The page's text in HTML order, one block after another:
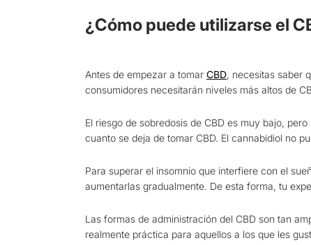
¿Cómo puede utilizarse el
Antes de empezar a tomar CBD, necesitas saber
consumidores necesitarán niveles más altos de
El riesgo de sobredosis de CBD es muy bajo,
cuanto se deja de tomar CBD. El cannabidiol no
Para superar el insomnio que interfiere con el
aumentarlas gradualmente. De esta forma, tu
Las formas de administración del CBD son tan
realmente práctica para aquellos a los que les